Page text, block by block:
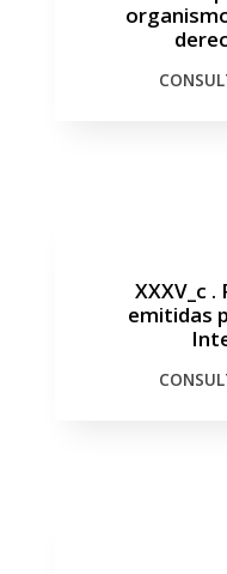
XXXV_c .
emitidas